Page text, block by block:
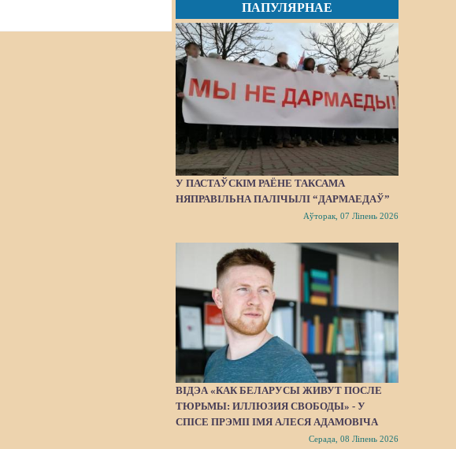
ПАПУЛЯРНАЕ
У ПАСТАЎСКІМ РАЁНЕ ТАКСАМА
НЯПРАВІЛЬНА ПАЛІЧЫЛІ “ДАРМАЕДАЎ”
Аўторак, 07 Ліпень 2026
ВІДЭА «КАК БЕЛАРУСЫ ЖИВУТ ПОСЛЕ
ТЮРЬМЫ: ИЛЛЮЗИЯ СВОБОДЫ» - У
СПІСЕ ПРЭМІІ ІМЯ АЛЕСЯ АДАМОВІЧА
Серада, 08 Ліпень 2026